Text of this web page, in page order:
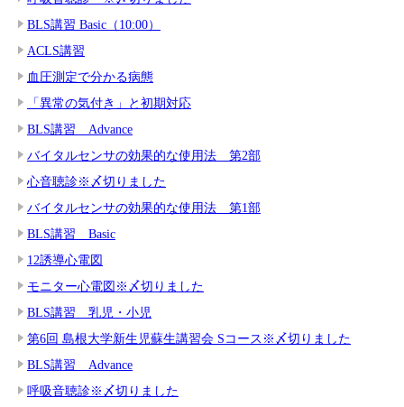
BLS講習 Basic（10:00）
ACLS講習
血圧測定で分かる病態
「異常の気付き」と初期対応
BLS講習 Advance
バイタルセンサの効果的な使用法 第2部
心音聴診※〆切りました
バイタルセンサの効果的な使用法 第1部
BLS講習 Basic
12誘導心電図
モニター心電図※〆切りました
BLS講習 乳児・小児
第6回 島根大学新生児蘇生講習会 Sコース※〆切りました
BLS講習 Advance
呼吸音聴診※〆切りました